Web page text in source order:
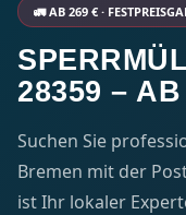
🚛 AB 269 € ·
28359 –
Suchen Sie
Bremen mit der
ist Ihr lokaler